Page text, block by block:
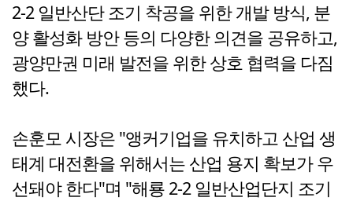
2-2 일반산단 조기 착공을 위한 개발 방식, 분
양 활성화 방안 등의 다양한 의견을 공유하고,
광양만권 미래 발전을 위한 상호 협력을 다짐
했다.
손훈모 시장은 "앵커기업을 유치하고 산업 생
태계 대전환을 위해서는 산업 용지 확보가 우
선돼야 한다"며 "해룡 2-2 일반산업단지 조기